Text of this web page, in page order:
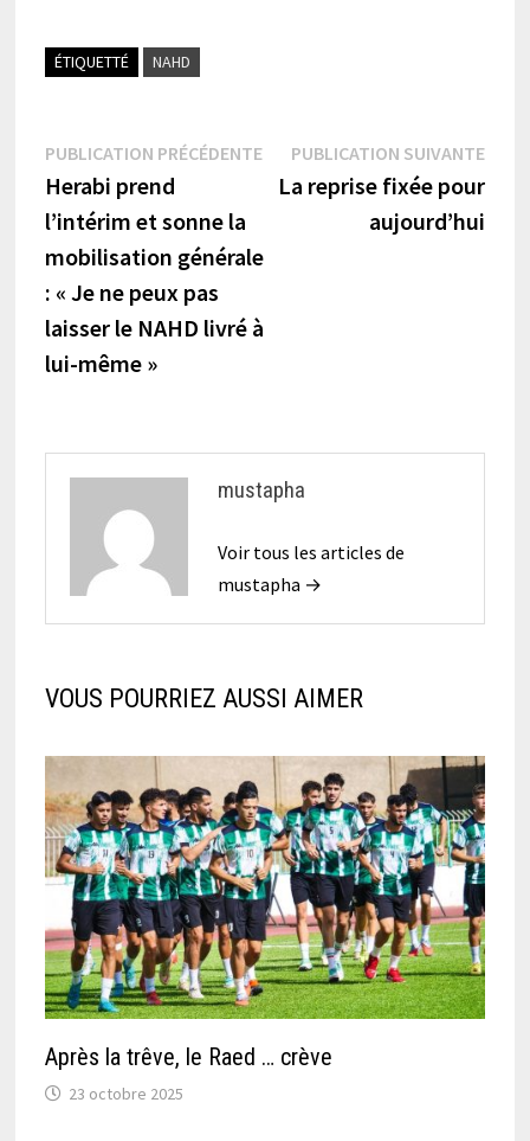
ÉTIQUETTÉ NAHD
Navigation
de
l’article
PUBLICATION PRÉCÉDENTEPublication
précédente :
Herabi prend
l’intérim et sonne la
mobilisation générale
: « Je ne peux pas
laisser le NAHD livré à
lui-même »
PUBLICATION SUIVANTE
La reprise fixée pour
aujourd’hui
mustapha
Voir tous les articles de
mustapha →
VOUS POURRIEZ AUSSI AIMER
Après la trêve, le Raed … crève
23 octobre 2025